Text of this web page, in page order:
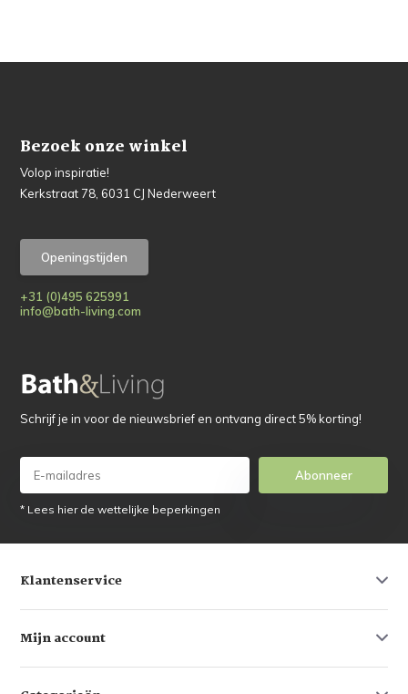
Bezoek onze winkel
Volop inspiratie!
Kerkstraat 78, 6031 CJ Nederweert
Openingstijden
+31 (0)495 625991
info@bath-living.com
Schrijf je in voor de nieuwsbrief en ontvang direct 5% korting!
Abonneer
* Lees hier de wettelijke beperkingen
Klantenservice
Mijn account